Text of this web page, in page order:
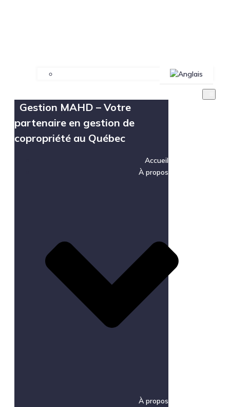
Gestion MAHD – Votre
partenaire en gestion de
copropriété au Québec
Accueil
À propos
À propos